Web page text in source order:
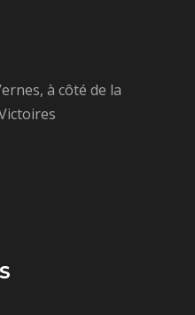
à côté de la